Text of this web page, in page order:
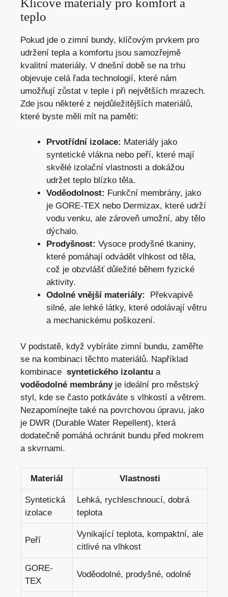
teplo
Pokud jde o zimní​ bundy, klíčovým prvkem pro
udržení tepla a komfortu jsou samozřejmě
kvalitní materiály. V dnešní době se na ‍trhu
objevuje celá řada technologií, které nám
umožňují ​zůstat v teple i při největších⁣ mrazech.
Zde jsou některé z nejdůležitějších materiálů,
které byste měli mít na⁣ paměti:
Prvotřídní izolace: ⁢Materiály jako
syntetické vlákna nebo peří, které mají‌
skvělé izolační vlastnosti a dokážou
udržet teplo blízko těla.
Voděodolnost: Funkční‍ membrány, jako
je GORE-TEX nebo Dermizax, které udrží
vodu venku, ale zároveň umožní, aby tělo
dýchalo.
Prodyšnost: Vysoce prodyšné tkaniny,
které pomáhají odvádět vlhkost od těla,
což je obzvlášť důležité během fyzické
aktivity.
Odolné vnější materiály:
⁢ Překvapivě
silné, ⁤ale lehké látky, které odolávají větru
a mechanickému poškození.
V podstatě,⁣ když‌ vybíráte ⁢zimní bundu, zaměřte
se na kombinaci těchto ‌materiálů. Například
kombinace ‌ syntetického izolantu a
voděodolné membrányje ideální pro městský
styl, kde se často potkáváte s vlhkostí a‌ větrem.
Nezapomínejte také na povrchovou‌ úpravu, jako
je DWR (Durable ⁢Water Repellent), která
dodatečně pomáhá ochránit bundu ⁢před mokrem
a skvrnami.
Materiál Vlastnosti
Syntetická
izolace
Lehká, ‌rychleschnoucí, dobrá
teplota
Peří
Vynikající teplota, kompaktní,⁢ ale
citlivé na‌ vlhkost
GORE-
TEX
Voděodolné, prodyšné, odolné